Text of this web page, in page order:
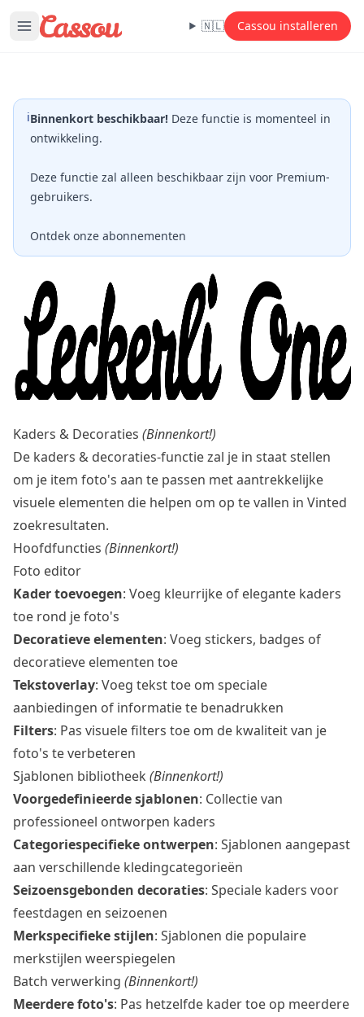
🇳🇱 Cassou installeren
ℹ️Binnenkort beschikbaar! Deze functie is momenteel in
ontwikkeling.
Deze functie zal alleen beschikbaar zijn voor Premium-
gebruikers.
Ontdek onze abonnementen
Kaders & Decoraties (Binnenkort!)
De kaders & decoraties-functie zal je in staat stellen
om je item foto's aan te passen met aantrekkelijke
visuele elementen die helpen om op te vallen in Vinted
zoekresultaten.
Hoofdfuncties (Binnenkort!)
Foto editor
Kader toevoegen: Voeg kleurrijke of elegante kaders
toe rond je foto's
Decoratieve elementen: Voeg stickers, badges of
decoratieve elementen toe
Tekstoverlay: Voeg tekst toe om speciale
aanbiedingen of informatie te benadrukken
Filters: Pas visuele filters toe om de kwaliteit van je
foto's te verbeteren
Sjablonen bibliotheek (Binnenkort!)
Voorgedefinieerde sjablonen: Collectie van
professioneel ontworpen kaders
Categoriespecifieke ontwerpen: Sjablonen aangepast
aan verschillende kledingcategorieën
Seizoensgebonden decoraties: Speciale kaders voor
feestdagen en seizoenen
Merkspecifieke stijlen: Sjablonen die populaire
merkstijlen weerspiegelen
Batch verwerking (Binnenkort!)
Meerdere foto's: Pas hetzelfde kader toe op meerdere